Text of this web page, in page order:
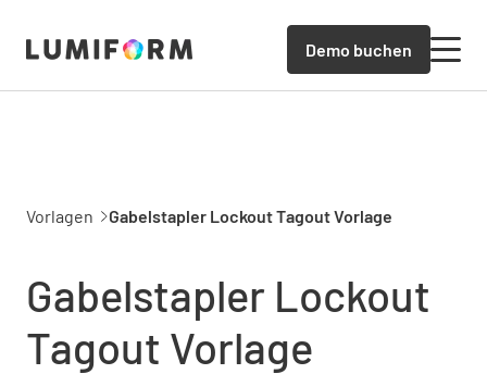
Demo buchen
Vorlagen Gabelstapler Lockout Tagout Vorlage
Gabelstapler Lockout
Tagout Vorlage